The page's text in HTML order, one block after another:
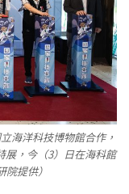
海洋科技博物館合作，
展，今（3）日在海科館
提供）